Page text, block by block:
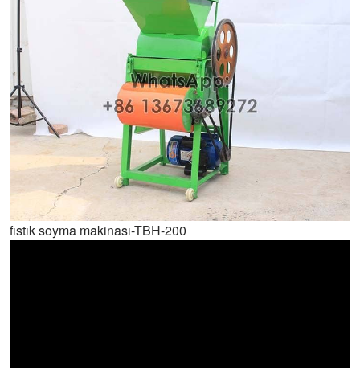
fıstık soyma makinası-TBH-200